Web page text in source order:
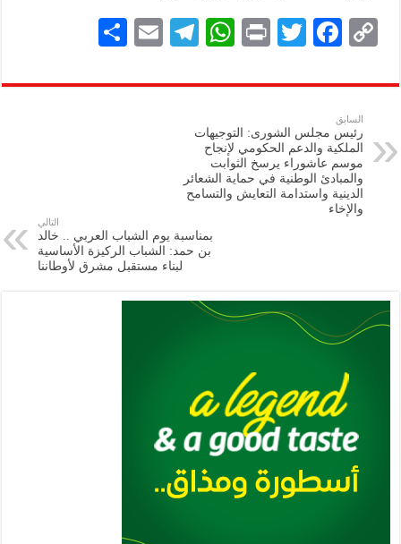
C
p
y
Li
n
k
F
eb
k
T
tt
P
nt
W
at
A
p
p
Te
gr
E
ai
ar
السابق
رئيس مجلس الشورى: التوجيهات
الملكية والدعم الحكومي لإنجاح
موسم عاشوراء يرسخ الثوابت
والمبادئ الوطنية في حماية الشعائر
الدينية واستدامة التعايش والتسامح
والإخاء
التالي
بمناسبة يوم الشباب العربي .. خالد
بن حمد: الشباب الركيزة الأساسية
لبناء مستقبل مشرق لأوطاننا